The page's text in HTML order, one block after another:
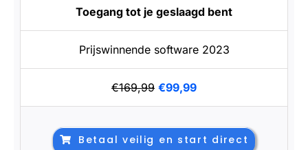
Toegang tot je geslaagd bent
Prijswinnende software 2023
€169,99 €99,99
Betaal veilig en start direct